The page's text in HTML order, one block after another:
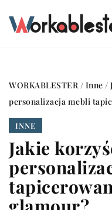
WORKABLESTER/ Inne /
personalizacja mebli
INNE
Jakie